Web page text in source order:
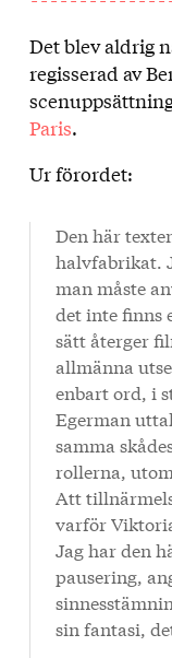
Om
texten
Det blev aldrig
regisserad av
Paris.
Ur förordet:
Den här
halvfabrikat.
man måste
det inte finns
sätt återger
allmänna
enbart ord, i
Egerman
samma
rollerna,
Att
varför
Jag har den
pausering,
sin fantasi,